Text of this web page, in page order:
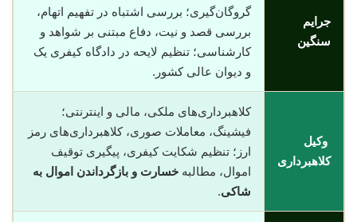
جرایم
سنگین
گروگان‌گیری؛ بررسی اشتباه در تفهیم اتهام،
بررسی قصد و نیت، دفاع مبتنی بر شواهد و
کارشناسی؛ تنظیم لایحه در دادگاه کیفری یک
و دیوان عالی کشور.
وکیل
کلاهبرداری
کلاهبرداری‌های ملکی، مالی و اینترنتی؛
فیشینگ، معاملات صوری، کلاهبرداری‌های رمز
ارز؛ تنظیم شکایت کیفری، پیگیری توقیف
اموال، مطالبه خسارت و بازگرداندن اموال به
شاکی.